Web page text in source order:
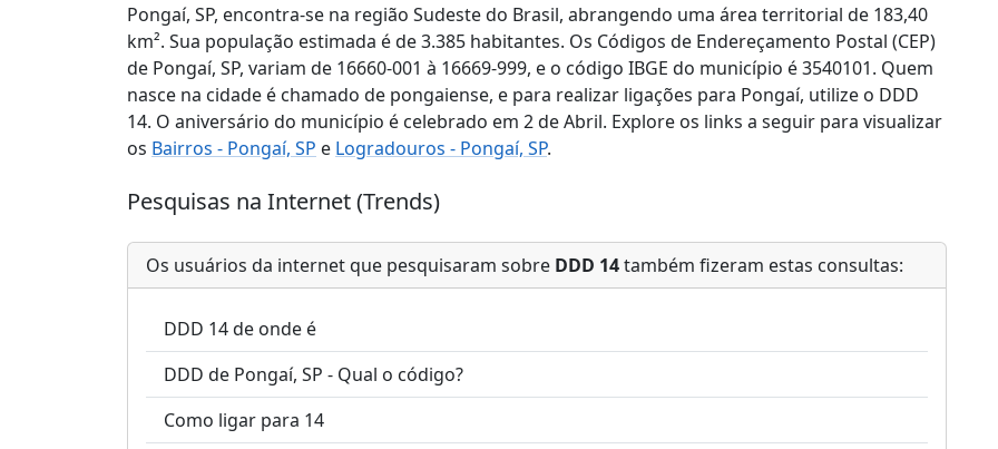
Pongaí, SP, encontra-se na região Sudeste do Brasil, abrangendo uma área territorial de 183,40
km². Sua população estimada é de 3.385 habitantes. Os Códigos de Endereçamento Postal (CEP)
de Pongaí, SP, variam de 16660-001 à 16669-999, e o código IBGE do município é 3540101. Quem
nasce na cidade é chamado de pongaiense, e para realizar ligações para Pongaí, utilize o DDD
14. O aniversário do município é celebrado em 2 de Abril. Explore os links a seguir para visualizar
os Bairros - Pongaí, SP e Logradouros - Pongaí, SP.
Pesquisas na Internet (Trends)
Os usuários da internet que pesquisaram sobre DDD 14também fizeram estas consultas:
DDD 14 de onde é
DDD de Pongaí, SP - Qual o código?
Como ligar para 14